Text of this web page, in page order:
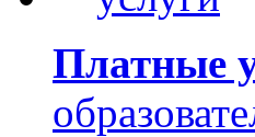
Платные